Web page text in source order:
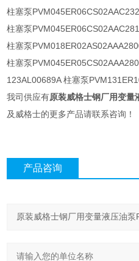
柱塞泵
柱塞泵
柱塞泵
柱塞泵
123AL00689A 柱塞泵
我司供应有原装威格士钢厂用变量
及威格士的更多产品请联系咨询！
产品咨询